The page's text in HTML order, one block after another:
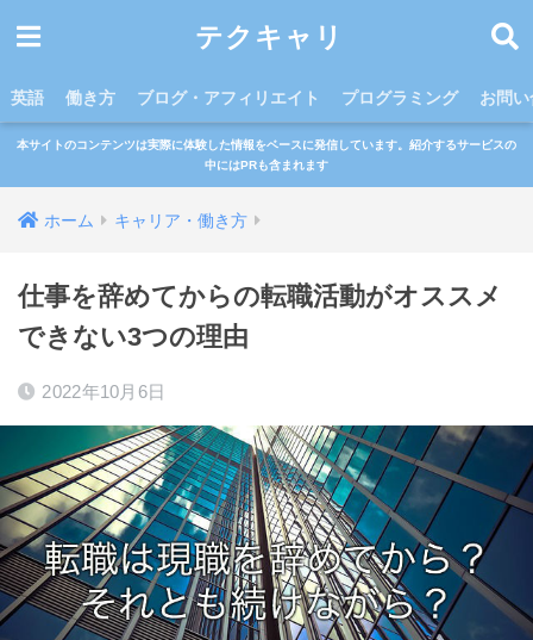
テクキャリ
英語 働き方 ブログ・アフィリエイト プログラミング お問
本サイトのコンテンツは実際に体験した情報をベースに発信しています。紹介するサービスの
中にはPRも含まれます
ホーム キャリア・働き方
仕事を辞めてからの転職活動がオススメ
できない3つの理由
2022年10月6日